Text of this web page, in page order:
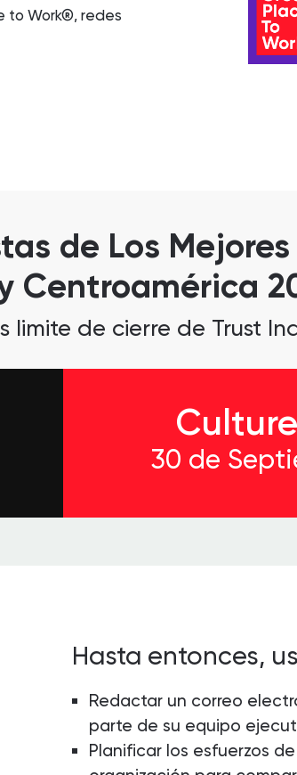
to Work®, redes
de Los
Centroamérica
de cierre de Trust
30 de
Hasta entonces,
Redactar un correo
parte de su equipo
Planificar los esfuerzos